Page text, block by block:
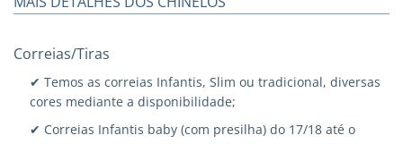
Correias/Tiras
✔ Temos as correias Infantis, Slim ou tradicional, diversas
cores mediante a disponibilidade;
✔ Correias Infantis baby (com presilha) do 17/18 até o